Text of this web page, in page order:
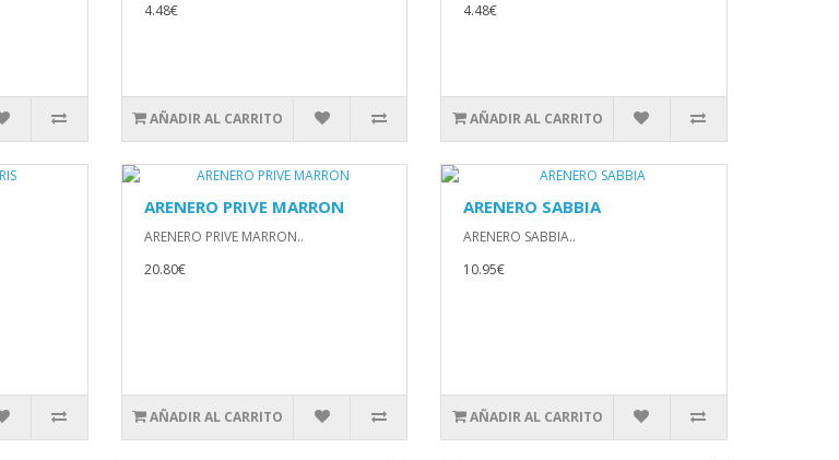
4.48€
AÑADIR AL CARRITO
4.48€
AÑADIR AL CARRITO
ARENERO PRIVE MARRON
ARENERO PRIVE MARRON..
20.80€
AÑADIR AL CARRITO
ARENERO SABBIA
ARENERO SABBIA..
10.95€
AÑADIR AL CARRITO